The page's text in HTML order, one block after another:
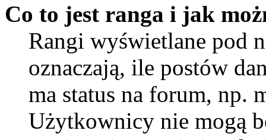
Co to jest ranga i jak
Rangi wyświetlane pod
oznaczają, ile postów
ma status na forum, np.
Użytkownicy nie mogą